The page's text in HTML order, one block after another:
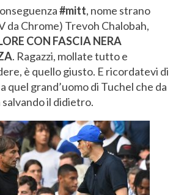
#mitt, nome strano
da Chrome) Trevoh Chalobah,
CON FASCIA NERA
. Ragazzi, mollate tutto e
è quello giusto. E ricordatevi di
quel grand’uomo di Tuchel che da
il didietro.